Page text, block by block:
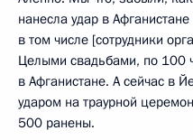
нанесла удар в
в том числе [сотрудники
Целыми свадьбами, по 100
в Афганистане. А сейчас в
ударом на траурной
500 ранены.